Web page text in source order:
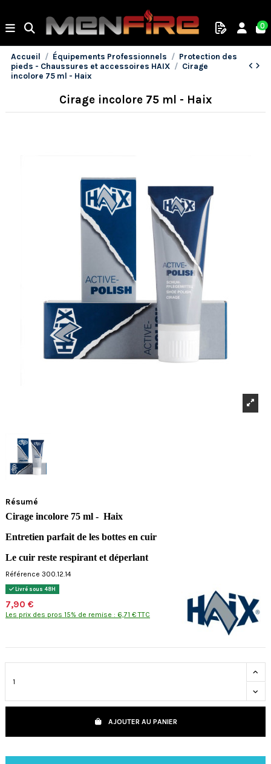
0
Accueil Équipements Professionnels
Protection des
pieds - Chaussures et accessoires HAIX
Cirage
incolore 75 ml - Haix
Résumé
Cirage incolore 75 ml - Haix
Entretien parfait de les bottes en cuir
Le cuir reste respirant et déperlant
Cirage incolore 75 ml - Haix
Référence 300.12.14
Livré sous 48H
7,90 €
Les prix des pros 15% de remise : 6,71 € TTC
AJOUTER AU PANIER